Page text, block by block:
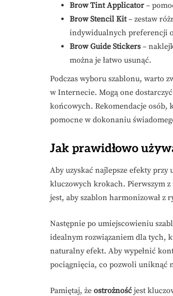
Brow Tint Applicator–
Brow Stencil Kit– zestaw
indywidualnych preferencji
Brow Guide Stickers –
można je łatwo usunąć.
Podczas wyboru szablonu, warto
w Internecie. Mogą one
końcowych. Rekomendacje osób,
pomocne w dokonaniu
Jak prawidłowo
Aby uzyskać najlepsze efekty
kluczowych krokach. Pierwszym
jest, aby szablon harmonizował z
Następnie po umiejscowieniu
idealnym rozwiązaniem dla tych,
naturalny efekt. Aby wypełnić
pociągnięcia, co pozwoli uniknąć
Pamiętaj, że ostrożność jest